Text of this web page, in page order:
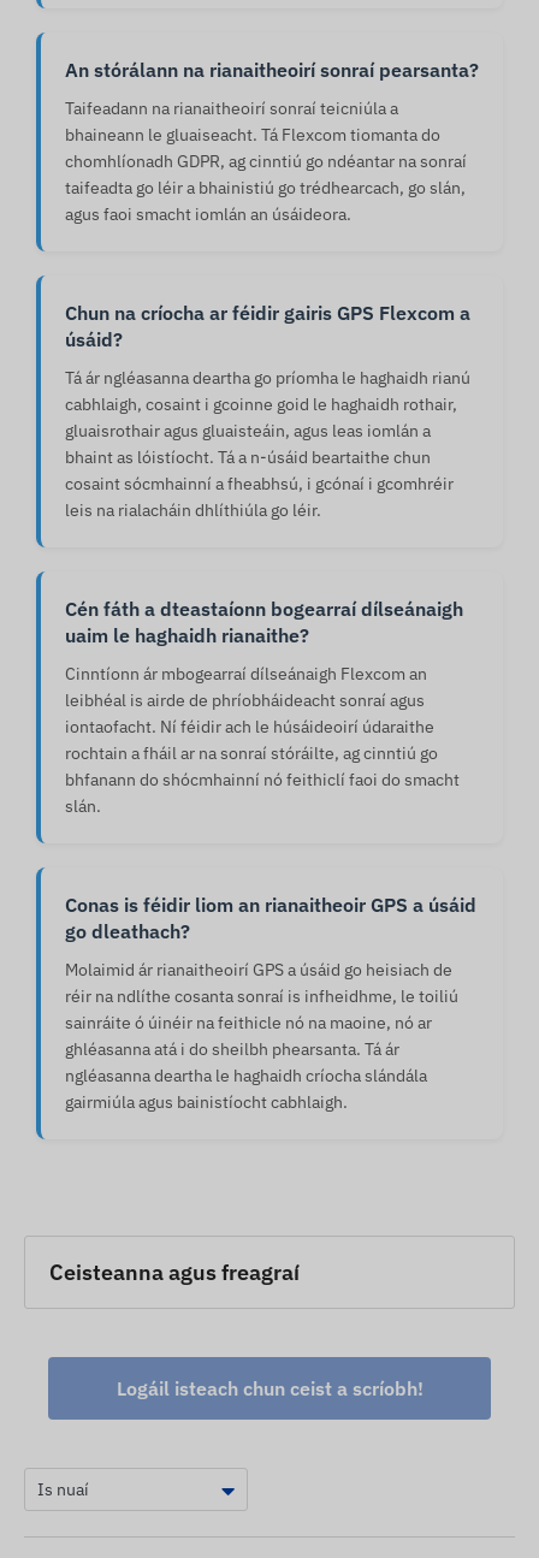
An stórálann na rianaitheoirí sonraí pearsanta?
Taifeadann na rianaitheoirí sonraí teicniúla a
bhaineann le gluaiseacht. Tá Flexcom tiomanta do
chomhlíonadh GDPR, ag cinntiú go ndéantar na sonraí
taifeadta go léir a bhainistiú go trédhearcach, go slán,
agus faoi smacht iomlán an úsáideora.
Chun na críocha ar féidir gairis GPS Flexcom a
úsáid?
Tá ár ngléasanna deartha go príomha le haghaidh rianú
cabhlaigh, cosaint i gcoinne goid le haghaidh rothair,
gluaisrothair agus gluaisteáin, agus leas iomlán a
bhaint as lóistíocht. Tá a n-úsáid beartaithe chun
cosaint sócmhainní a fheabhsú, i gcónaí i gcomhréir
leis na rialacháin dhlíthiúla go léir.
Cén fáth a dteastaíonn bogearraí dílseánaigh
uaim le haghaidh rianaithe?
Cinntíonn ár mbogearraí dílseánaigh Flexcom an
leibhéal is airde de phríobháideacht sonraí agus
iontaofacht. Ní féidir ach le húsáideoirí údaraithe
rochtain a fháil ar na sonraí stóráilte, ag cinntiú go
bhfanann do shócmhainní nó feithiclí faoi do smacht
slán.
Conas is féidir liom an rianaitheoir GPS a úsáid
go dleathach?
Molaimid ár rianaitheoirí GPS a úsáid go heisiach de
réir na ndlíthe cosanta sonraí is infheidhme, le toiliú
sainráite ó úinéir na feithicle nó na maoine, nó ar
ghléasanna atá i do sheilbh phearsanta. Tá ár
ngléasanna deartha le haghaidh críocha slándála
gairmiúla agus bainistíocht cabhlaigh.
Ceisteanna agus freagraí
Logáil isteach chun ceist a scríobh!